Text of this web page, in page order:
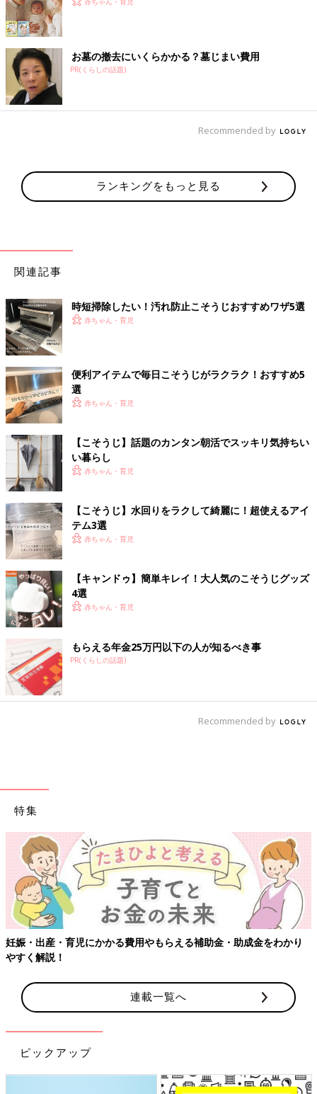
お墓の撤去にいくらかかる？墓じまい費用
PR(くらしの話題)
Recommended by
ランキングをもっと見る
関連記事
時短掃除したい！汚れ防止こそうじおすすめワザ5選
赤ちゃん・育児
便利アイテムで毎日こそうじがラクラク！おすすめ5
選
赤ちゃん・育児
【こそうじ】話題のカンタン朝活でスッキリ気持ちい
い暮らし
赤ちゃん・育児
【こそうじ】水回りをラクして綺麗に！超使えるアイ
テム3選
赤ちゃん・育児
【キャンドゥ】簡単キレイ！大人気のこそうじグッズ
4選
赤ちゃん・育児
もらえる年金25万円以下の人が知るべき事
PR(くらしの話題)
Recommended by
特集
妊娠・出産・育児にかかる費用やもらえる補助金・助成金をわかり
やすく解説！
連載一覧へ
ピックアップ